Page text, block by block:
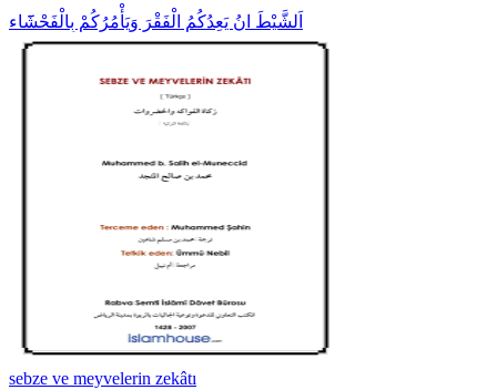
اَلشَّيْطَ انُ يَعِدُكُمُ الْفَقْرَ وَيَأْمُرُكُمْ بِالْفَحْشََٓاء
sebze ve meyvelerin zekâtı